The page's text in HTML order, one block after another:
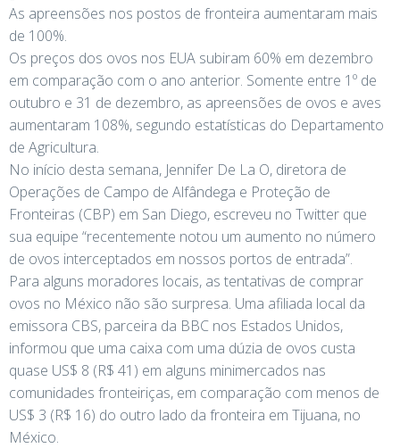
As apreensões nos postos de fronteira aumentaram mais
de 100%.
Os preços dos ovos nos EUA subiram 60% em dezembro
em comparação com o ano anterior. Somente entre 1º de
outubro e 31 de dezembro, as apreensões de ovos e aves
aumentaram 108%, segundo estatísticas do Departamento
de Agricultura.
No início desta semana, Jennifer De La O, diretora de
Operações de Campo de Alfândega e Proteção de
Fronteiras (CBP) em San Diego, escreveu no Twitter que
sua equipe “recentemente notou um aumento no número
de ovos interceptados em nossos portos de entrada”.
Para alguns moradores locais, as tentativas de comprar
ovos no México não são surpresa. Uma afiliada local da
emissora CBS, parceira da BBC nos Estados Unidos,
informou que uma caixa com uma dúzia de ovos custa
quase US$ 8 (R$ 41) em alguns minimercados nas
comunidades fronteiriças, em comparação com menos de
US$ 3 (R$ 16) do outro lado da fronteira em Tijuana, no
México.